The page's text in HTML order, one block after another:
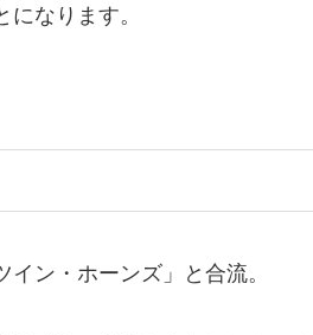
なります。
ン・ホーンズ」と合流。